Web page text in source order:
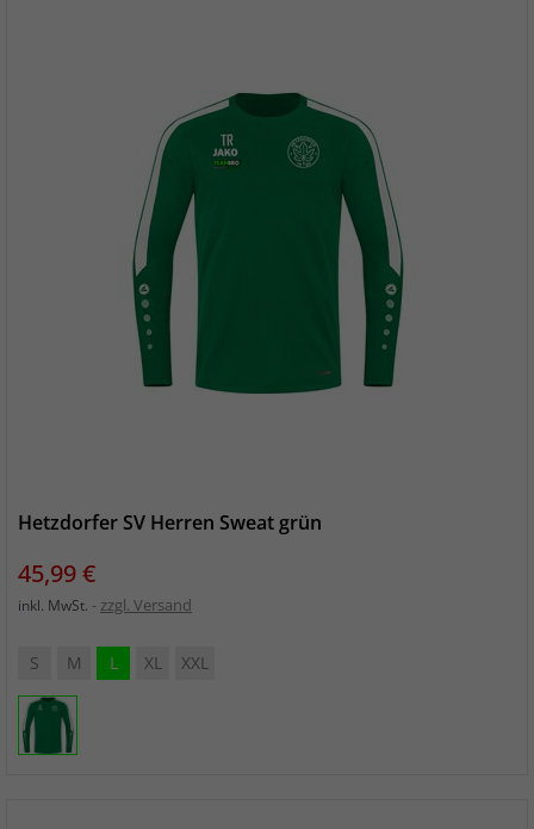
Hetzdorfer SV Herren Sweat grün
Preis
45,99 €
inkl. MwSt. zzgl. Versand
S M L XL XXL